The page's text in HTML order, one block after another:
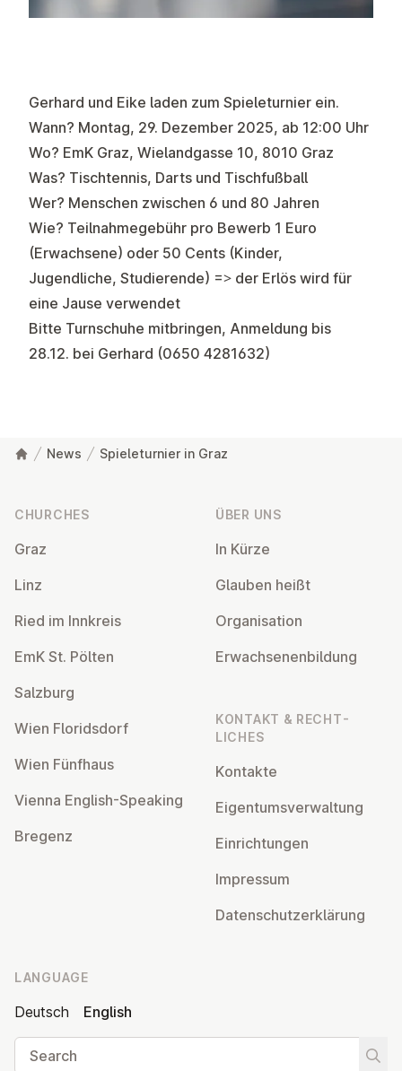
Gerhard und Eike laden zum Spieleturnier ein.
Wann? Montag, 29. Dezember 2025, ab 12:00 Uhr
Wo? EmK Graz, Wielandgasse 10, 8010 Graz
Was? Tischtennis, Darts und Tischfußball
Wer? Menschen zwischen 6 und 80 Jahren
Wie? Teilnahmegebühr pro Bewerb 1 Euro
(Erwachsene) oder 50 Cents (Kinder,
Jugendliche, Studierende) => der Erlös wird für
eine Jause verwendet
Bitte Turnschuhe mitbringen, Anmeldung bis
28.12. bei Gerhard (0650 4281632)
News Spieleturnier in Graz
CHURCHES
Graz
Linz
Ried im Innkreis
EmK St. Pölten
Salzburg
Wien Flor­idsdorf
Wien Fünfhaus
Vienna English-Speaking
Bregenz
ÜBER UNS
In Kürze
Glauben heißt
Or­gan­isa­tion
Er­wach­sen­en­bildung
KONTAKT & RECHT­
LICHES
Kontakte
Ei­gentums­ver­wal­tung
Ein­rich­tun­gen
Impressum
Datens­chutzerklärung
LANGUAGE
Deutsch
English
Search